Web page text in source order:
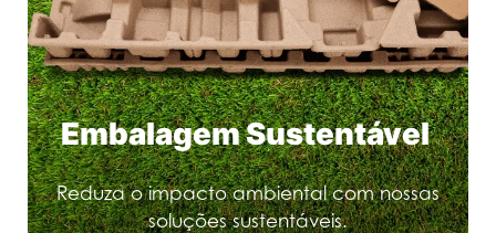
Embalagem Sustentável
Reduza o impacto ambiental com nossas
soluções sustentáveis.